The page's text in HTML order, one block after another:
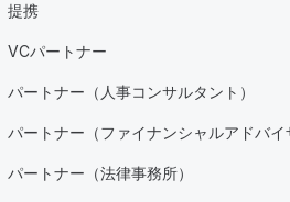
提携
VCパートナー
パートナー（人事コンサルタント）
パートナー（ファイナンシャルアドバイ
パートナー（法律事務所）